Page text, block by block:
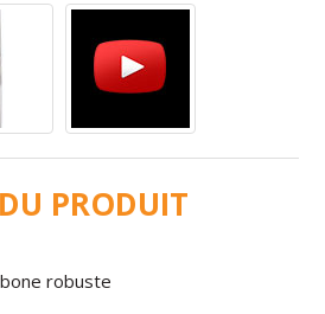
PRODUIT
robuste